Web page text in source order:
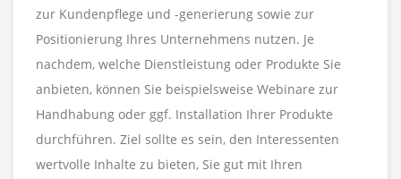
zur Kundenpflege und -generierung sowie zur
Positionierung Ihres Unternehmens nutzen. Je
nachdem, welche Dienstleistung oder Produkte Sie
anbieten, können Sie beispielsweise Webinare zur
Handhabung oder ggf. Installation Ihrer Produkte
durchführen. Ziel sollte es sein, den Interessenten
wertvolle Inhalte zu bieten, Sie gut mit Ihren